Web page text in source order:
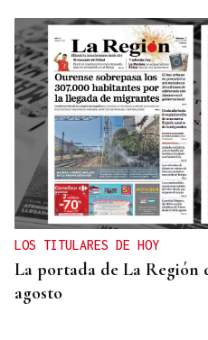
LOS TITULARES DE HOY
La portada de La Región
agosto